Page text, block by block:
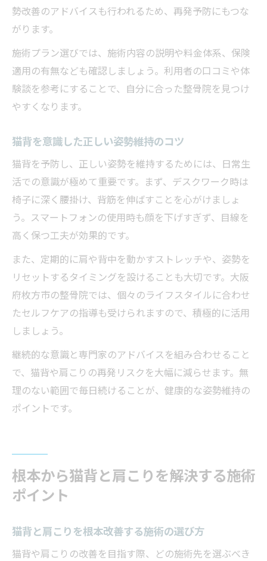
勢改善のアドバイスも行われるため、再発予防にもつな
がります。
施術プラン選びでは、施術内容の説明や料金体系、保険
適用の有無なども確認しましょう。利用者の口コミや体
験談を参考にすることで、自分に合った整骨院を見つけ
やすくなります。
猫背を意識した正しい姿勢維持のコツ
猫背を予防し、正しい姿勢を維持するためには、日常生
活での意識が極めて重要です。まず、デスクワーク時は
椅子に深く腰掛け、背筋を伸ばすことを心がけましょ
う。スマートフォンの使用時も顔を下げすぎず、目線を
高く保つ工夫が効果的です。
また、定期的に肩や背中を動かすストレッチや、姿勢を
リセットするタイミングを設けることも大切です。大阪
府枚方市の整骨院では、個々のライフスタイルに合わせ
たセルフケアの指導も受けられますので、積極的に活用
しましょう。
継続的な意識と専門家のアドバイスを組み合わせること
で、猫背や肩こりの再発リスクを大幅に減らせます。無
理のない範囲で毎日続けることが、健康的な姿勢維持の
ポイントです。
根本から猫背と肩こりを解決する施術
ポイント
猫背と肩こりを根本改善する施術の選び方
猫背や肩こりの改善を目指す際、どの施術先を選ぶべき